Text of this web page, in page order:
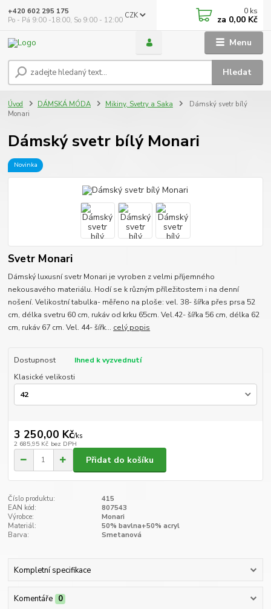
Menu
CZK
Hledat
+420 602 295 175
Po - Pá 9:00 -18:00, So 9:00 - 12:00
0 ks
za 0,00 Kč
Úvod DÁMSKÁ MÓDA Mikiny, Svetry a Saka
Dámský svetr bílý
Monari
Dámský svetr bílý Monari
Novinka
Svetr Monari
Dámský luxusní svetr Monari je vyroben z velmi příjemného
nekousavého materiálu. Hodí se k různým příležitostem i na denní
nošení. Velikostní tabulka- měřeno na ploše: vel. 38- šířka přes prsa 52
cm, délka svetru 60 cm, rukáv od krku 65cm. Vel.42- šířka 56 cm, délka 62
cm, rukáv 67 cm. Vel. 44- šířk... celý popis
Dostupnost
Ihned k vyzvednutí
Klasické velikosti
3 250,00 Kč/ks
2 685,95 Kč bez DPH
Přidat do košíku
Číslo produktu:
415
EAN kód:
807543
Výrobce:
Monari
Materiál:
50% bavlna+50% acryl
Barva:
Smetanová
Kompletní specifikace
Komentáře 0